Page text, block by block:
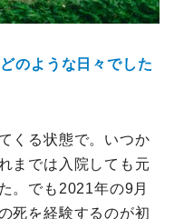
のような日々でした
くる状態で。いつか
までは入院しても元
。でも2021年の9月
死を経験するのが初